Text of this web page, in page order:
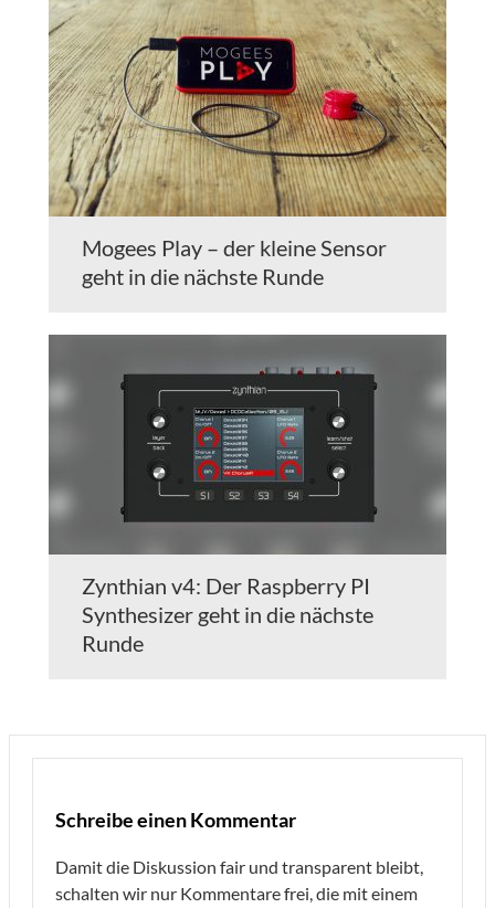
Mogees Play – der kleine Sensor
geht in die nächste Runde
Zynthian v4: Der Raspberry PI
Synthesizer geht in die nächste
Runde
Schreibe einen Kommentar
Damit die Diskussion fair und transparent bleibt,
schalten wir nur Kommentare frei, die mit einem